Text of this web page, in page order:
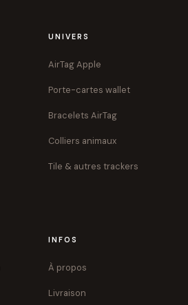
UNIVERS
AirTag Apple
Porte-cartes wallet
Bracelets AirTag
Colliers animaux
Tile & autres trackers
INFOS
À propos
Livraison